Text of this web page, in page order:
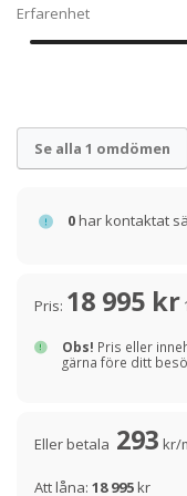
Erfarenhet
Se alla 1 omdömen
0har kontaktat
Pris: 18 995 kr
Obs! Pris eller
gärna före ditt
Eller betala 293 kr/
Att låna: 18 995kr